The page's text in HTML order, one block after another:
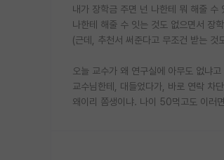
내가 장학금 주면 넌 나한테 뭐 해줄 수
나한테 해줄 수 잇는 것도 없으면서 장
(근데, 추천서 써준다고 무조건 받는 것
오늘 교수가 왜 연구실에 아무도 없냐
교수님한테, 대들었다가, 바로 연락 차
왜이리 쫌생이냐. 나이 50먹고도 이러